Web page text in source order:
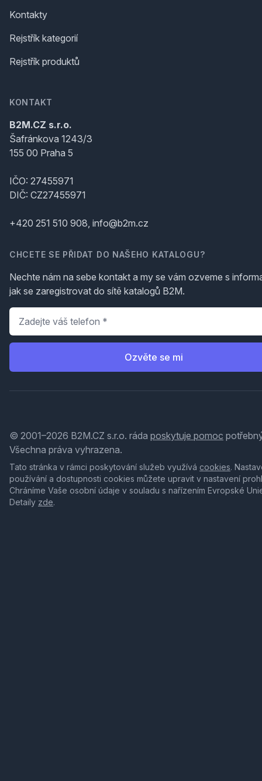
Kontakty
Rejstřík kategorií
Rejstřík produktů
KONTAKT
B2M.CZ s.r.o.
Šafránkova 1243/3
155 00 Praha 5
IČO: 27455971
DIČ: CZ27455971
+420 251 510 908, info@b2m.cz
CHCETE SE PŘIDAT DO NAŠEHO KATALOGU?
Nechte nám na sebe kontakt a my se vám ozveme s
jak se zaregistrovat do sítě katalogů B2M.
Telefon
Ozvěte se mi
© 2001–2026 B2M.CZ s.r.o. ráda poskytuje pomoc
Všechna práva vyhrazena.
Tato stránka v rámci poskytování služeb využívá cookies.
používání a dostupnosti cookies můžete upravit v nastavení
Chráníme Vaše osobní údaje v souladu s nařízením Evropské
Detaily zde.